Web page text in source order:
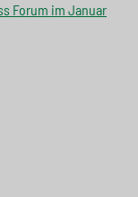
Forum im Januar